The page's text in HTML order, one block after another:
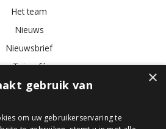
Het team
Nieuws
Nieuwsbrief
Tuincafé
Vacatures
×
gebruik van
om uw gebruikerservaring te